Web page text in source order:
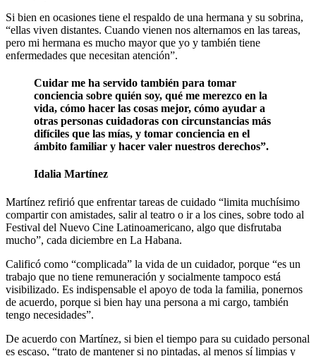
Si bien en ocasiones tiene el respaldo de una hermana y su sobrina,
“ellas viven distantes. Cuando vienen nos alternamos en las tareas,
pero mi hermana es mucho mayor que yo y también tiene
enfermedades que necesitan atención”.
Cuidar me ha servido también para tomar
conciencia sobre quién soy, qué me merezco en la
vida, cómo hacer las cosas mejor, cómo ayudar a
otras personas cuidadoras con circunstancias más
difíciles que las mías, y tomar conciencia en el
ámbito familiar y hacer valer nuestros derechos”.
Idalia Martínez
Martínez refirió que enfrentar tareas de cuidado “limita muchísimo
compartir con amistades, salir al teatro o ir a los cines, sobre todo al
Festival del Nuevo Cine Latinoamericano, algo que disfrutaba
mucho”, cada diciembre en La Habana.
Calificó como “complicada” la vida de un cuidador, porque “es un
trabajo que no tiene remuneración y socialmente tampoco está
visibilizado. Es indispensable el apoyo de toda la familia, ponernos
de acuerdo, porque si bien hay una persona a mi cargo, también
tengo necesidades”.
De acuerdo con Martínez, si bien el tiempo para su cuidado personal
es escaso, “trato de mantener si no pintadas, al menos sí limpias y